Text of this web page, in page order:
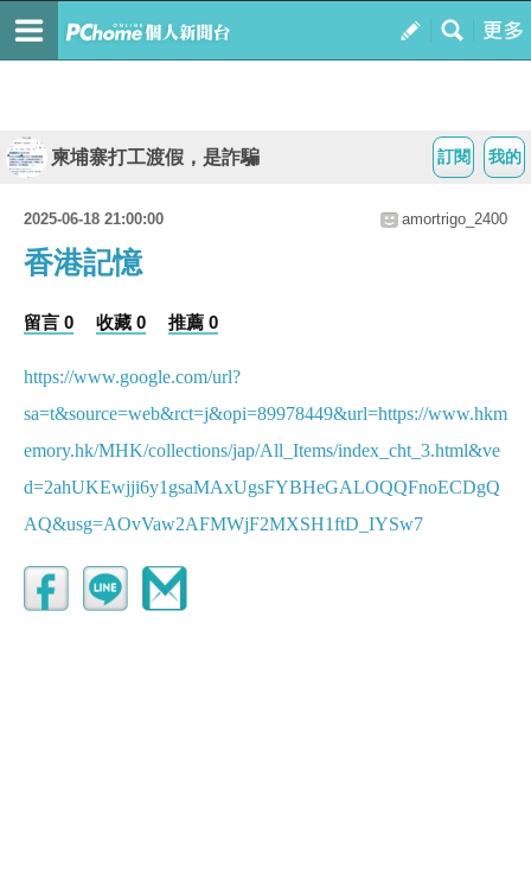
我的
訂閱
柬埔寨打工渡假，是詐騙
2025-06-18 21:00:00 amortrigo_2400
香港記憶
留言 0 收藏 0 推薦 0
https://www.google.com/url?
sa=t&source=web&rct=j&opi=89978449&url=https://www.hkm
emory.hk/MHK/collections/jap/All_Items/index_cht_3.html&ve
d=2ahUKEwjji6y1gsaMAxUgsFYBHeGALOQQFnoECDgQ
AQ&usg=AOvVaw2AFMWjF2MXSH1ftD_IYSw7